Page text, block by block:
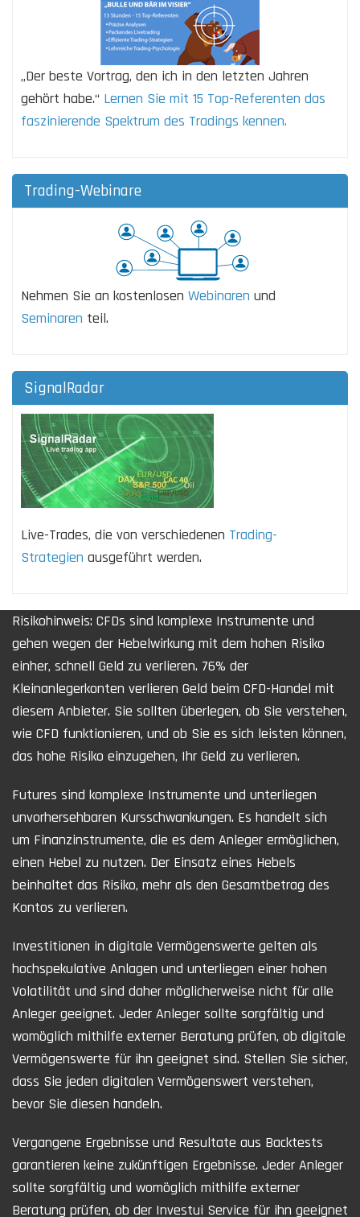
„Der beste Vortrag, den ich in den letzten Jahren
gehört habe.“ Lernen Sie mit 15 Top-Referenten das
faszinierende Spektrum des Tradings kennen.
Trading-Webinare
Nehmen Sie an kostenlosen Webinaren und
Seminaren teil.
SignalRadar
Live-Trades, die von verschiedenen Trading-
Strategien ausgeführt werden.
Risikohinweis: CFDs sind komplexe Instrumente und
gehen wegen der Hebelwirkung mit dem hohen Risiko
einher, schnell Geld zu verlieren. 76% der
Kleinanlegerkonten verlieren Geld beim CFD-Handel mit
diesem Anbieter. Sie sollten überlegen, ob Sie verstehen,
wie CFD funktionieren, und ob Sie es sich leisten können,
das hohe Risiko einzugehen, Ihr Geld zu verlieren.
Futures sind komplexe Instrumente und unterliegen
unvorhersehbaren Kursschwankungen. Es handelt sich
um Finanzinstrumente, die es dem Anleger ermöglichen,
einen Hebel zu nutzen. Der Einsatz eines Hebels
beinhaltet das Risiko, mehr als den Gesamtbetrag des
Kontos zu verlieren.
Investitionen in digitale Vermögenswerte gelten als
hochspekulative Anlagen und unterliegen einer hohen
Volatilität und sind daher möglicherweise nicht für alle
Anleger geeignet. Jeder Anleger sollte sorgfältig und
womöglich mithilfe externer Beratung prüfen, ob digitale
Vermögenswerte für ihn geeignet sind. Stellen Sie sicher,
dass Sie jeden digitalen Vermögenswert verstehen,
bevor Sie diesen handeln.
Vergangene Ergebnisse und Resultate aus Backtests
garantieren keine zukünftigen Ergebnisse. Jeder Anleger
sollte sorgfältig und womöglich mithilfe externer
Beratung prüfen, ob der Investui Service für ihn geeignet